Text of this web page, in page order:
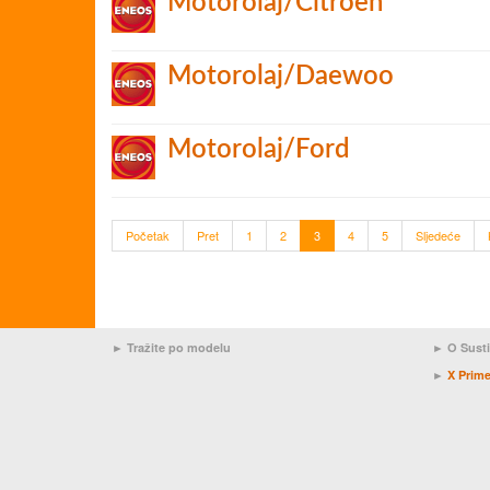
Motorolaj/Daewoo
Motorolaj/Ford
Početak Pret 1 2 3 4 5 Sljedeće
► Tražite po modelu ► O
► X Prime